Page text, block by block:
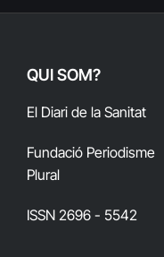
QUI SOM?
El Diari de la Sanitat
Fundació Periodisme
Plural
ISSN 2696 - 5542